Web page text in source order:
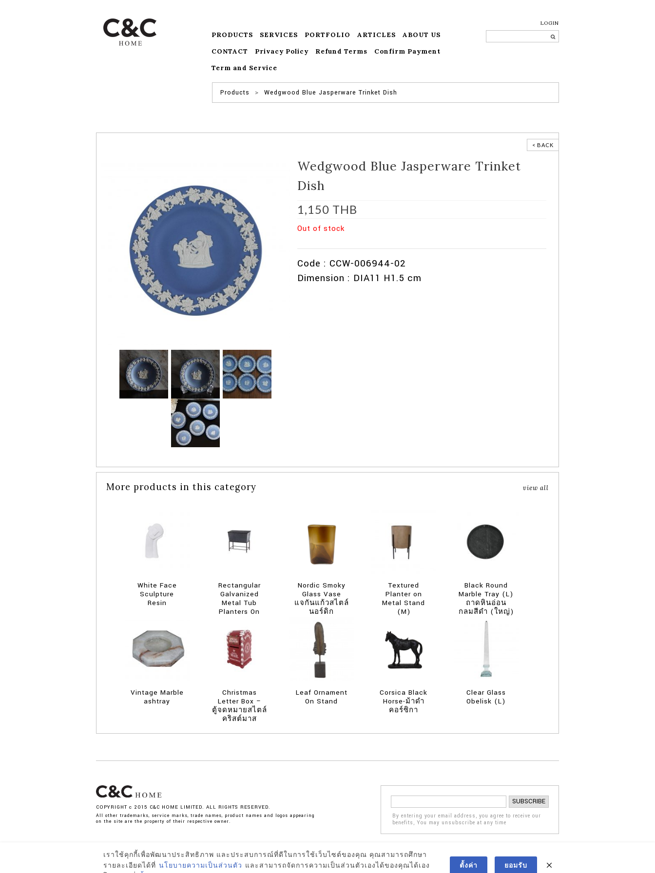
PRODUCTS SERVICES PORTFOLIO ARTICLES
ABOUT US
CONTACT
Privacy Policy Refund Terms
Confirm Payment
Term and Service
LOGIN
Products > Wedgwood Blue Jasperware Trinket Dish
< BACK
Wedgwood Blue Jasperware Trinket
Dish
1,150 THB
Out of stock
Code : CCW-006944-02
Dimension : DIA11 H1.5 cm
More products in this category view all
White Face
Sculpture
Resin
Rectangular
Galvanized
Metal Tub
Planters On
กระถางต้นไม้
โลหะพร้อมขา
ตั้ง
Nordic Smoky
Glass Vase
แจกันแก้วสไตล์
นอร์ดิก
Textured
Planter on
Metal Stand
(M)
Black Round
Marble Tray (L)
ถาดหินอ่อน
กลมสีดำ (ใหญ่)
Vintage Marble
ashtray
Christmas
Letter Box –
ตู้จดหมายสไตล์
คริสต์มาส
Leaf Ornament
On Stand
Corsica Black
Horse-ม้าดำ
คอร์ซิกา
Clear Glass
Obelisk (L)
COPYRIGHT c 2015 C&C HOME LIMITED. ALL RIGHTS RESERVED.
All other trademarks, service marks, trade names, product names and logos appearing
on the site are the property of their respective owner.
By entering your email address, you agree to receive our
benefits, You may unsubscribe at any time
เราใช้คุกกี้เพื่อพัฒนาประสิทธิภาพ และประสบการณ์ที่ดีในการใช้เว็บไซต์ของคุณ คุณสามารถศึกษา
รายละเอียดได้ที่ นโยบายความเป็นส่วนตัว และสามารถจัดการความเป็นส่วนตัวเองได้ของคุณได้เอง
ตั้งค่า ยอมรับ